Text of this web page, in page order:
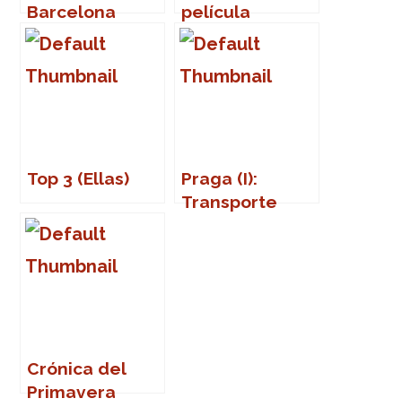
Barcelona
película
Top 3 (Ellas)
Praga (I):
Transporte
Crónica del
Primavera